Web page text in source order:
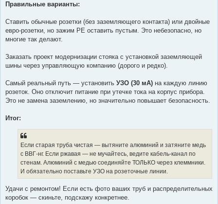
Правильные варианты:
Ставить обычные розетки (без заземляющего контакта) или двойные
евро-розетки, но зажим PE оставить пустым. Это небезопасно, но
многие так делают.
Заказать проект модернизации стояка с установкой заземляющей
шины через управляющую компанию (дорого и редко).
Самый реальный путь — установить УЗО (30 мА) на каждую линию
розеток. Оно отключит питание при утечке тока на корпус прибора.
Это не замена заземлению, но значительно повышает безопасность.
Итог:
Если старая труба чистая — вытяните алюминий и затяните медь
с ВВГ-нг. Если ржавая — не мучайтесь, ведите кабель-канал по
стенам. Алюминий с медью соединяйте ТОЛЬКО через клеммники.
И обязательно поставьте УЗО на розеточные линии.
Удачи с ремонтом! Если есть фото ваших труб и распределительных
коробок — скиньте, подскажу конкретнее.